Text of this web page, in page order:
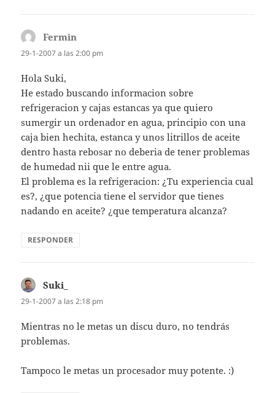
Fermin
29-1-2007 a las 2:00 pm
Hola Suki,
He estado buscando informacion sobre
refrigeracion y cajas estancas ya que quiero
sumergir un ordenador en agua, principio con una
caja bien hechita, estanca y unos litrillos de aceite
dentro hasta rebosar no deberia de tener problemas
de humedad nii que le entre agua.
El problema es la refrigeracion: ¿Tu experiencia cual
es?, ¿que potencia tiene el servidor que tienes
nadando en aceite? ¿que temperatura alcanza?
RESPONDER
Suki_
29-1-2007 a las 2:18 pm
Mientras no le metas un discu duro, no tendrás
problemas.
Tampoco le metas un procesador muy potente. :)